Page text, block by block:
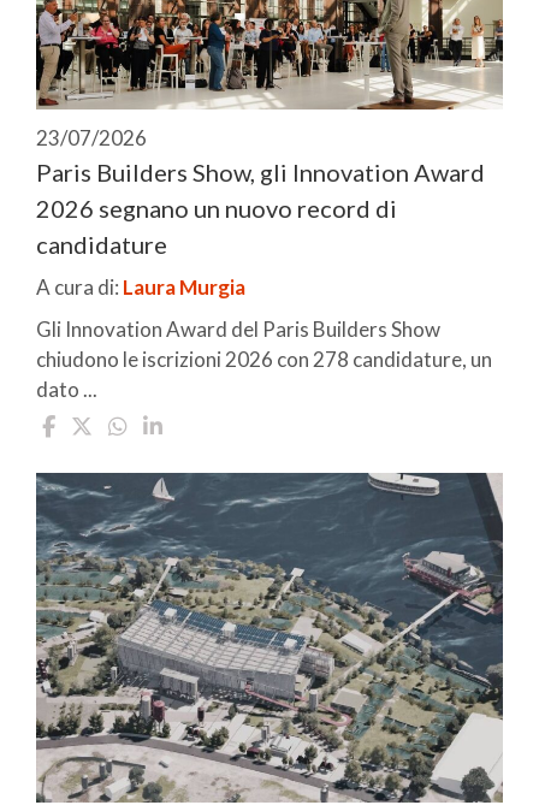
23/07/2026
Paris Builders Show, gli Innovation Award
2026 segnano un nuovo record di
candidature
A cura di: Laura Murgia
Gli Innovation Award del Paris Builders Show
chiudono le iscrizioni 2026 con 278 candidature, un
dato ...